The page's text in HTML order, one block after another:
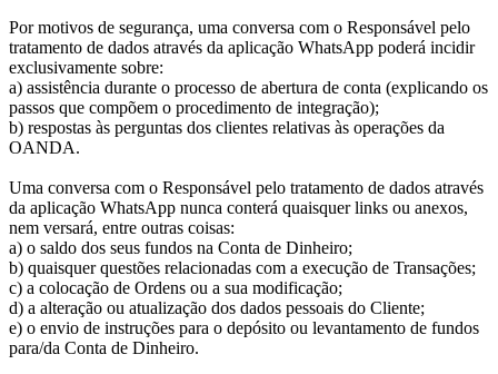
Por motivos de segurança, uma conversa com o Responsável pelo
tratamento de dados através da aplicação WhatsApp poderá incidir
exclusivamente sobre:
a) assistência durante o processo de abertura de conta (explicando os
passos que compõem o procedimento de integração);
b) respostas às perguntas dos clientes relativas às operações da
OANDA.
Uma conversa com o Responsável pelo tratamento de dados através
da aplicação WhatsApp nunca conterá quaisquer links ou anexos,
nem versará, entre outras coisas:
a) o saldo dos seus fundos na Conta de Dinheiro;
b) quaisquer questões relacionadas com a execução de Transações;
c) a colocação de Ordens ou a sua modificação;
d) a alteração ou atualização dos dados pessoais do Cliente;
e) o envio de instruções para o depósito ou levantamento de fundos
para/da Conta de Dinheiro.